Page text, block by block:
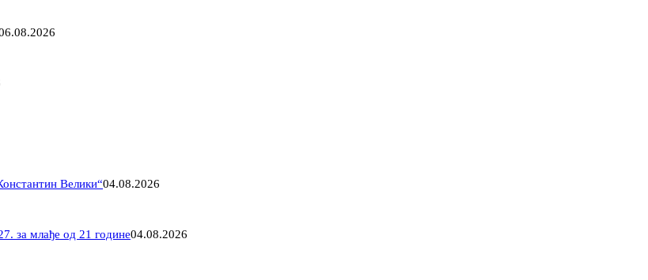
Велики“04.08.2026
за млађе од 21 године04.08.2026